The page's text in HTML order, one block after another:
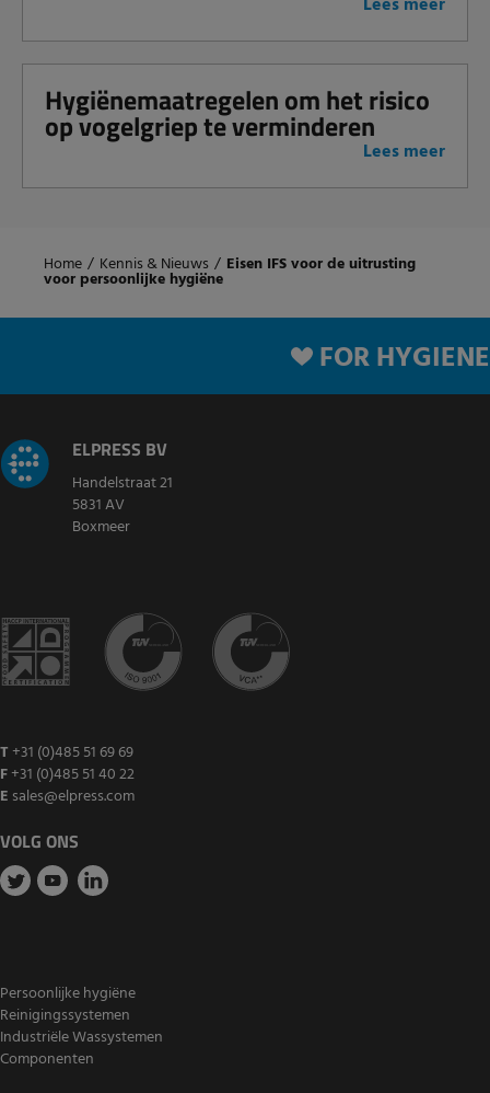
Hygiënemaatregelen om het risico
op vogelgriep te verminderen
Lees meer
Home / Kennis & Nieuws / Eisen IFS voor de uitrusting
voor persoonlijke hygiëne
FOR HYGIENE
ELPRESS BV
Handelstraat 21
5831 AV
Boxmeer
T +31 (0)485 51 69 69
F+31 (0)485 51 40 22
E sales@elpress.com
VOLG ONS
Persoonlijke hygiëne
Reinigingssystemen
Industriële Wassystemen
Componenten